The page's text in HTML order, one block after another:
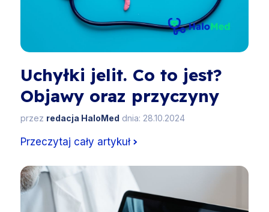
Uchyłki jelit. Co to jest?
Objawy oraz przyczyny
przez redacja HaloMed dnia: 28.10.2024
Przeczytaj cały artykuł